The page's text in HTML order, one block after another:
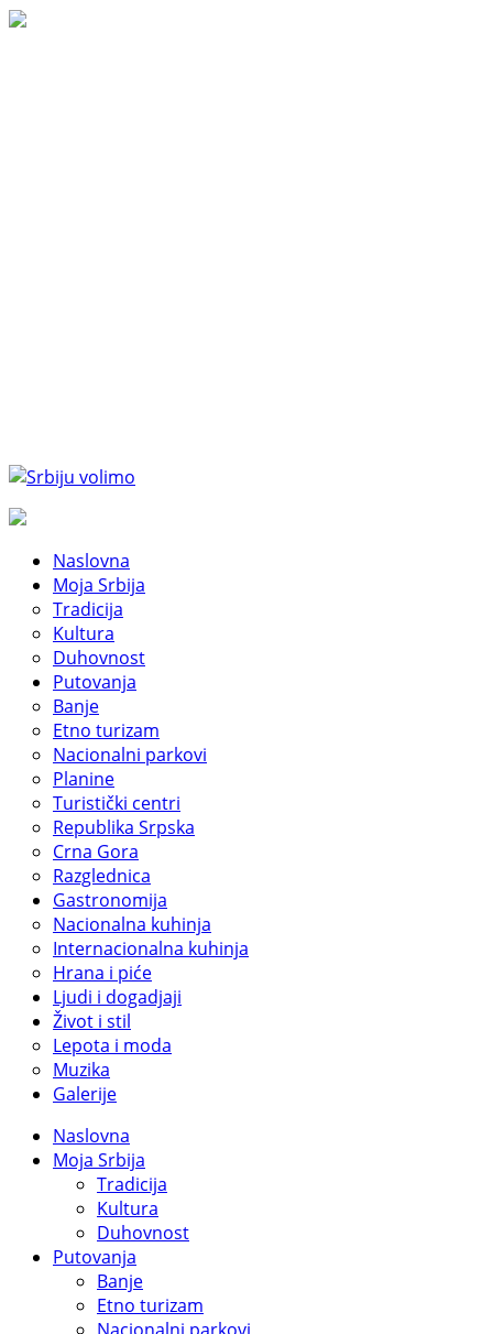
Naslovna
Moja Srbija
Tradicija
Kultura
Duhovnost
Putovanja
Banje
Etno turizam
Nacionalni parkovi
Planine
Turistički centri
Republika Srpska
Crna Gora
Razglednica
Gastronomija
Nacionalna kuhinja
Internacionalna kuhinja
Hrana i piće
Ljudi i dogadjaji
Život i stil
Lepota i moda
Muzika
Galerije
Naslovna
Moja Srbija
Tradicija
Kultura
Duhovnost
Putovanja
Banje
Etno turizam